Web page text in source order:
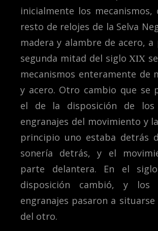
inicialmente los mecanismos,
resto de relojes de la Selva
madera y alambre de acero,
segunda mitad del sigloXIX
mecanismos enteramente de
y acero. Otro cambio que se
el de la disposición de los
engranajes del movimiento y
principio uno estaba detrás
sonería detrás, y el
parte delantera. En el
disposición cambió, y los
engranajes pasaron a
del otro.